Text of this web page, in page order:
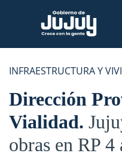
INFRAESTRUCTURA Y
Dirección
Vialidad
obras en RP